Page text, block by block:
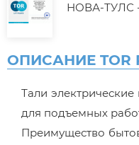
НОВА-ТУЛС
ОПИСАНИЕ TOR
Тали
для подъемных
Преимущество